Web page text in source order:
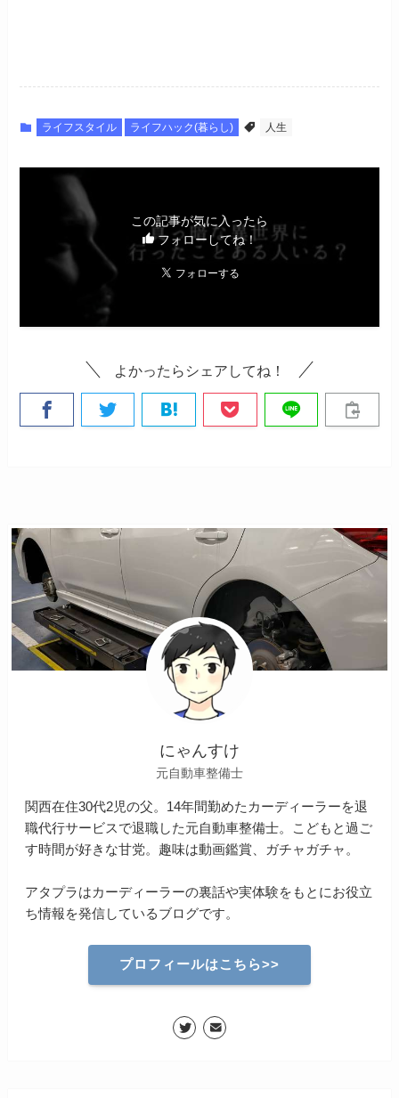
ライフスタイル ライフハック(暮らし) 人生
この記事が気に入ったら
フォローしてね！
よかったらシェアしてね！
にゃんすけ
元自動車整備士
関西在住30代2児の父。14年間勤めたカーディーラーを退
職代行サービスで退職した元自動車整備士。こどもと過ご
す時間が好きな甘党。趣味は動画鑑賞、ガチャガチャ。
アタプラはカーディーラーの裏話や実体験をもとにお役立
ち情報を発信しているブログです。
プロフィールはこちら>>